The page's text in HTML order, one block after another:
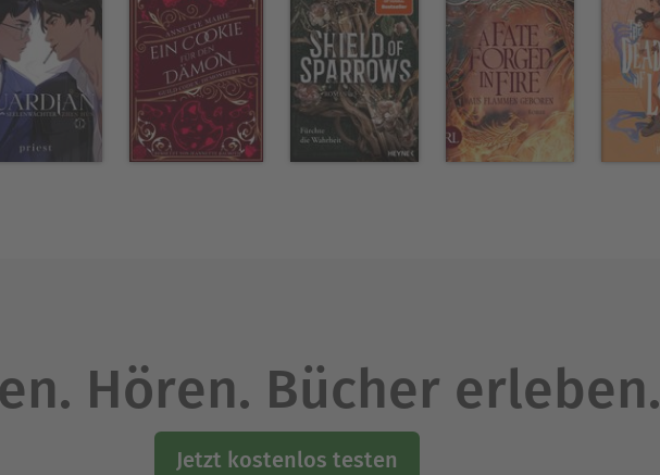
Hören. Bücher erleben.
Jetzt kostenlos testen